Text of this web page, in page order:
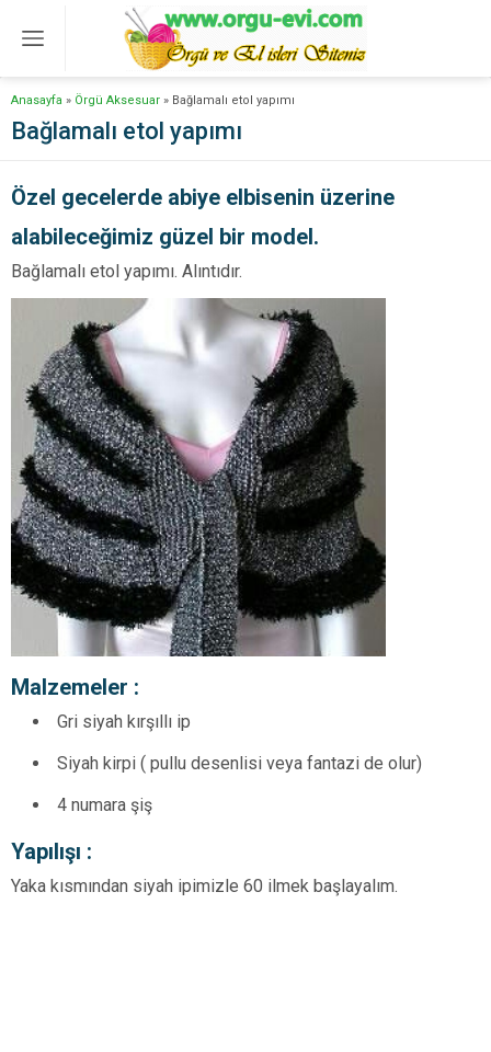
Anasayfa » Örgü Aksesuar » Bağlamalı etol yapımı
Bağlamalı etol yapımı
Özel gecelerde abiye elbisenin üzerine
alabileceğimiz güzel bir model.
Bağlamalı etol yapımı. Alıntıdır.
Malzemeler :
Gri siyah kırşıllı ip
Siyah kirpi ( pullu desenlisi veya fantazi de olur)
4 numara şiş
Yapılışı :
Yaka kısmından siyah ipimizle 60 ilmek başlayalım.